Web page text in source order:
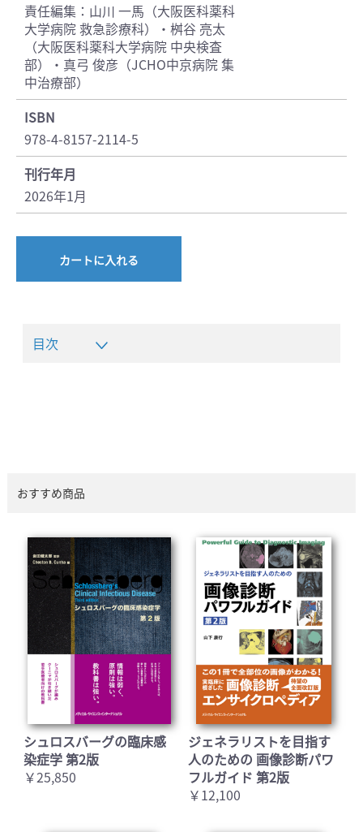
責任編集：山川 一馬（大阪医科薬科
大学病院 救急診療科）・桝谷 亮太
（大阪医科薬科大学病院 中央検査
部）・真弓 俊彦（JCHO中京病院 集
中治療部）
ISBN
978-4-8157-2114-5
刊行年月
2026年1月
カートに入れる
目次
おすすめ商品
シュロスバーグの臨床感
染症学 第2版
￥25,850
ジェネラリストを目指す
人のための 画像診断パワ
フルガイド 第2版
￥12,100